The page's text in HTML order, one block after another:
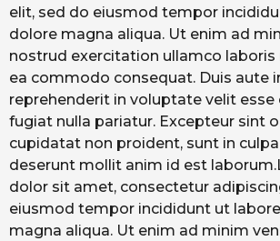
elit, sed do eiusmod tempor
dolore magna aliqua. Ut enim ad
nostrud exercitation ullamco laboris
ea commodo consequat. Duis aute
reprehenderit in voluptate velit esse
fugiat nulla pariatur. Excepteur sint
cupidatat non proident, sunt in
deserunt mollit anim id est
dolor sit amet, consectetur
eiusmod tempor incididunt ut
magna aliqua. Ut enim ad minim